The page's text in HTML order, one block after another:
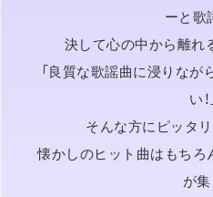
ーと歌
決して心の中から離れ
「良質な歌謡曲に浸りなが
い！
そんな方にピッタ
懐かしのヒット曲はもちろ
が集